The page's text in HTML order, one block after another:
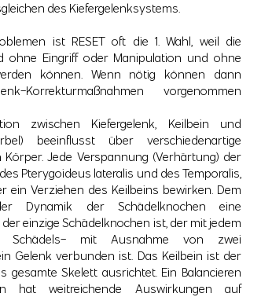
des Kiefergelenksystems.
ist RESET oft die 1. Wahl, weil die
ohne Eingriff oder Manipulation und ohne
können. Wenn nötig können dann
Korrekturmaßnahmen vorgenommen
zwischen Kiefergelenk, Keilbein und
beeinflusst über verschiedenartige
Jede Verspannung (Verhärtung) der
Pterygoideus lateralis und des Temporalis,
ein Verziehen des Keilbeins bewirken. Dem
Dynamik der Schädelknochen eine
einzige Schädelknochen ist, der mit jedem
Schädels- mit Ausnahme von zwei
Gelenk verbunden ist. Das Keilbein ist der
gesamte Skelett ausrichtet. Ein Balancieren
hat weitreichende Auswirkungen auf